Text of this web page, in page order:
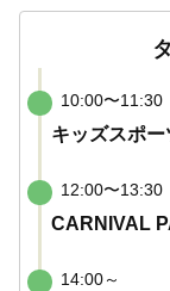
10:00〜11:30
キッズスポ
12:00〜13:30
CARNIVAL
14:00～